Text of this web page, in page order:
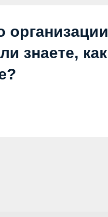
организации
знаете, как